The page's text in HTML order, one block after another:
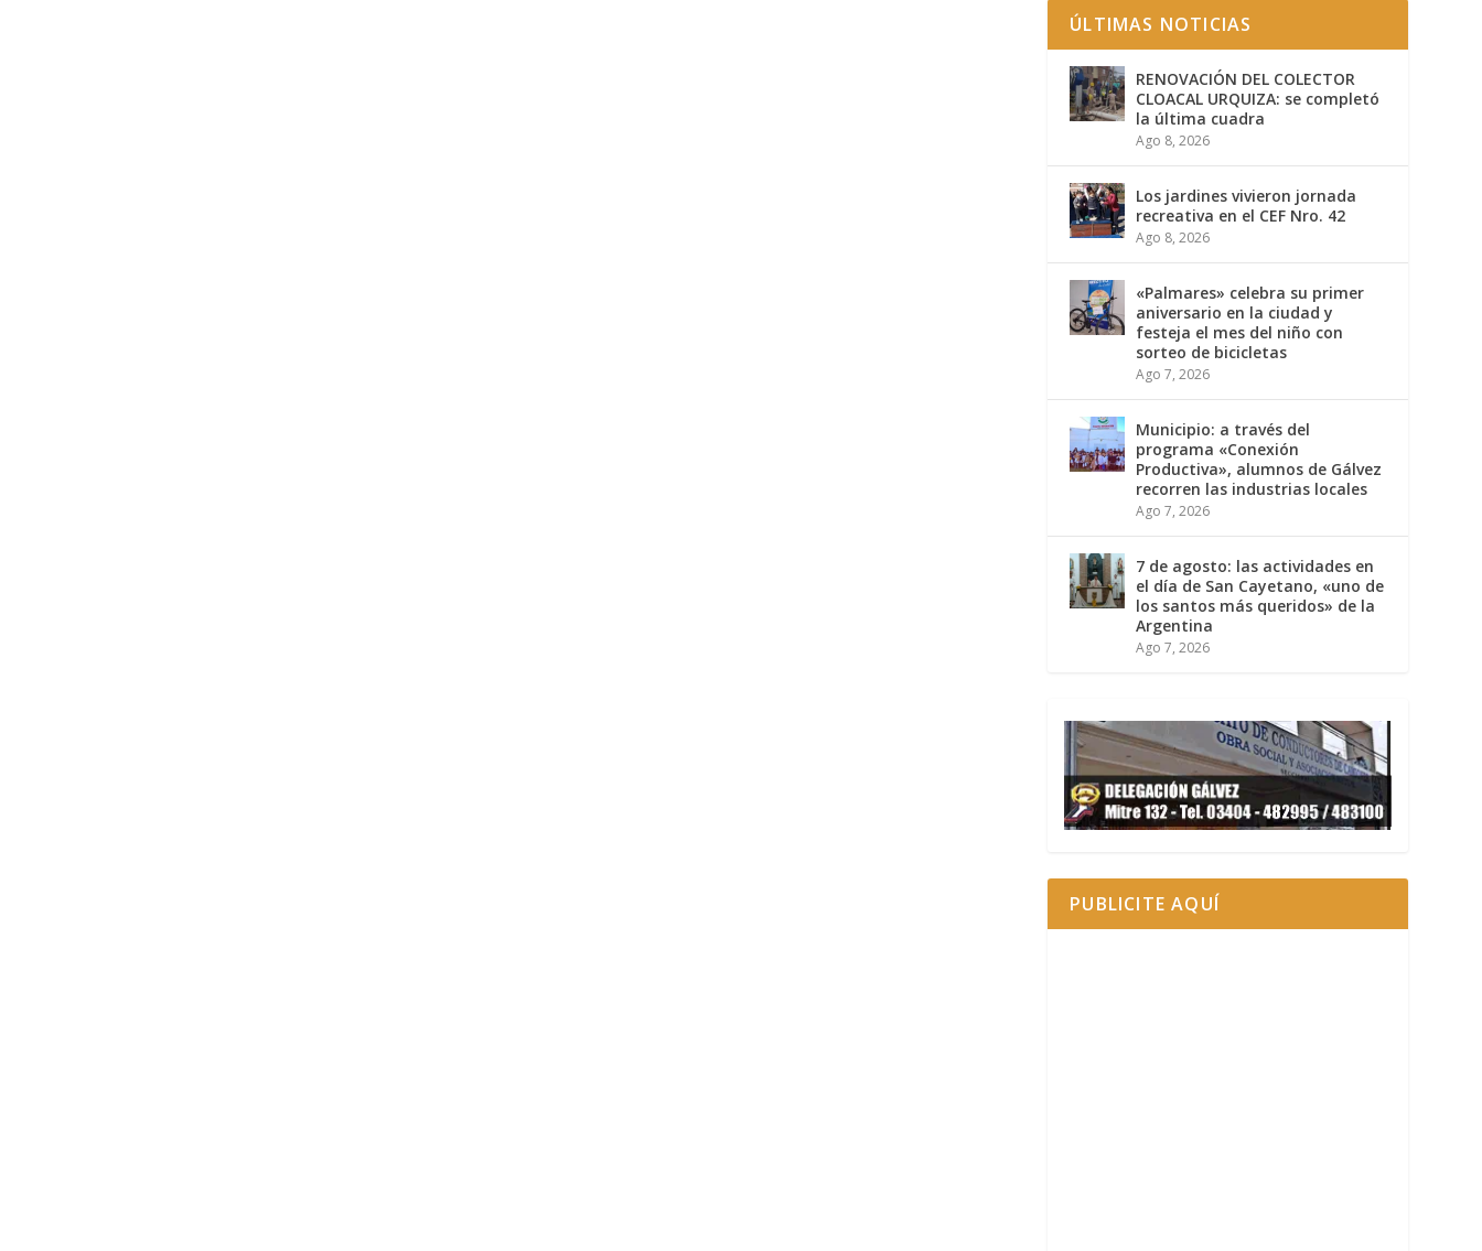
ÚLTIMAS NOTICIAS
RENOVACIÓN DEL COLECTOR
CLOACAL URQUIZA: se completó
la última cuadra
Ago 8, 2026
Los jardines vivieron jornada
recreativa en el CEF Nro. 42
Ago 8, 2026
«Palmares» celebra su primer
aniversario en la ciudad y
festeja el mes del niño con
sorteo de bicicletas
Ago 7, 2026
Municipio: a través del
programa «Conexión
Productiva», alumnos de Gálvez
recorren las industrias locales
Ago 7, 2026
7 de agosto: las actividades en
el día de San Cayetano, «uno de
los santos más queridos» de la
Argentina
Ago 7, 2026
PUBLICITE AQUÍ